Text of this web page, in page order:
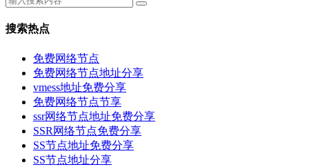
搜索热点
免费网络节点
免费网络节点地址分享
vmess地址免费分享
免费网络节点节享
ssr网络节点地址免费分享
SSR网络节点免费分享
SS节点地址免费分享
SS节点地址分享